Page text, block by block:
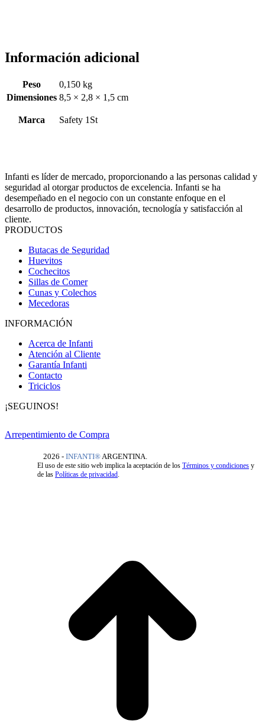
Información adicional
Peso
0,150 kg
Dimensiones 8,5 × 2,8 × 1,5 cm
Marca Safety 1St
Infanti es líder de mercado, proporcionando a las personas calidad y
seguridad al otorgar productos de excelencia. Infanti se ha
desempeñado en el negocio con un constante enfoque en el
desarrollo de productos, innovación, tecnología y satisfacción al
cliente.
PRODUCTOS
Butacas de Seguridad
Huevitos
Cochecitos
Sillas de Comer
Cunas y Colechos
Mecedoras
INFORMACIÓN
Acerca de Infanti
Atención al Cliente
Garantía Infanti
Contacto
Triciclos
¡SEGUINOS!
Arrepentimiento de Compra
2026 - INFANTI®️ ARGENTINA.
El uso de este sitio web implica la aceptación de los Términos y condiciones y
de las Políticas de privacidad.